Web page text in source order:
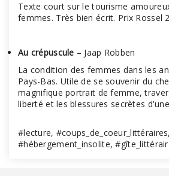
Texte court sur le tourisme
femmes. Très bien écrit. Prix Rossel
Au crépuscule – Jaap Robben
La condition des femmes dans les
Pays-Bas. Utile de se souvenir du
magnifique portrait de femme,
liberté et les blessures secrètes
#lecture,
#hébergement_insolite,